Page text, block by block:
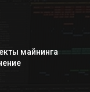
майнинга